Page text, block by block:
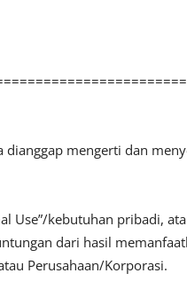
mengerti dan
Use”/kebutuhan pribadi,
dari hasil
Perusahaan/Korporasi.